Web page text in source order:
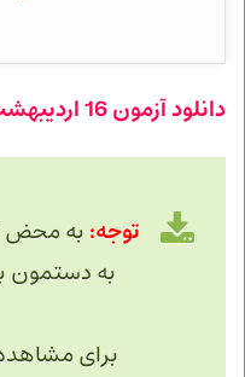
دانلود آزمون 16 اردیبهشت 1401 گاج + پاسخنامه:
توجه: به محض
به دستمون
برای